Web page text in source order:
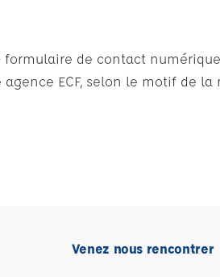
de contact
ECF, selon le motif de
Venez nous rencontrer